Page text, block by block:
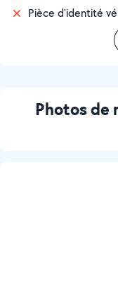
Pièce d'identité
Photos de